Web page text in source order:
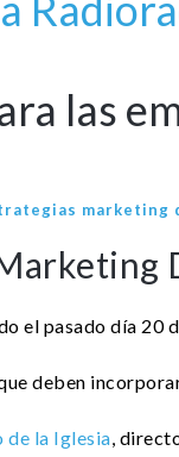
las
marketing
el pasado día 20
deben
de la Iglesia,